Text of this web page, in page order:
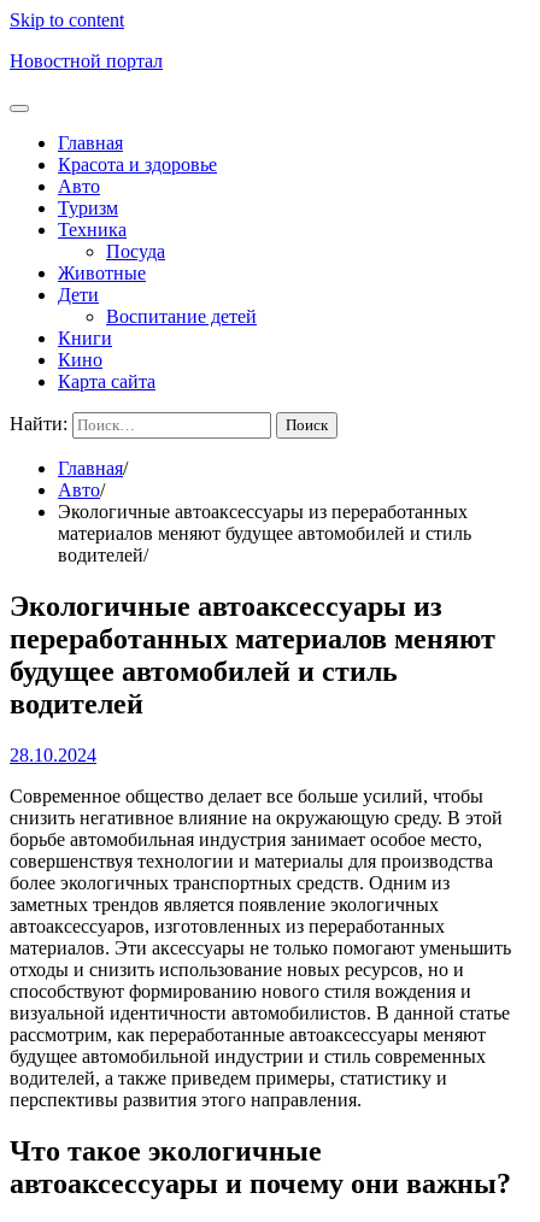
Skip to content
Новостной портал
Главная
Красота и здоровье
Авто
Туризм
Техника
Посуда
Животные
Дети
Воспитание детей
Книги
Кино
Карта сайта
Найти:
Главная
Авто
Экологичные автоаксессуары из переработанных
материалов меняют будущее автомобилей и стиль
водителей
Экологичные автоаксессуары из
переработанных материалов меняют
будущее автомобилей и стиль
водителей
28.10.2024
Современное общество делает все больше усилий, чтобы
снизить негативное влияние на окружающую среду. В этой
борьбе автомобильная индустрия занимает особое место,
совершенствуя технологии и материалы для производства
более экологичных транспортных средств. Одним из
заметных трендов является появление экологичных
автоаксессуаров, изготовленных из переработанных
материалов. Эти аксессуары не только помогают уменьшить
отходы и снизить использование новых ресурсов, но и
способствуют формированию нового стиля вождения и
визуальной идентичности автомобилистов. В данной статье
рассмотрим, как переработанные автоаксессуары меняют
будущее автомобильной индустрии и стиль современных
водителей, а также приведем примеры, статистику и
перспективы развития этого направления.
Что такое экологичные
автоаксессуары и почему они важны?